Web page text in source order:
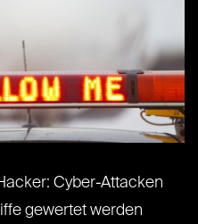
Cyber-Attacken
gewertet werden